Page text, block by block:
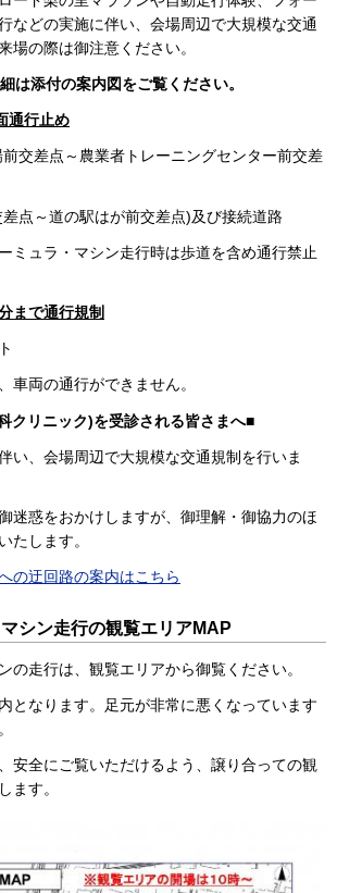
などの実施に伴い、会場周辺で大規模な交通
場の際は御注意ください。
は添付の案内図をご覧ください。
通行止め
前交差点～農業者トレーニングセンター前交差
差点～道の駅はが前交差点)及び接続道路
ミュラ・マシン走行時は歩道を含め通行禁止
まで通行規制
車両の通行ができません。
クリニック)を受診される皆さまへ■
い、会場周辺で大規模な交通規制を行いま
迷惑をおかけしますが、御理解・御協力のほ
たします。
の迂回路の案内はこちら
シン走行の観覧エリアMAP
の走行は、観覧エリアから御覧ください。
となります。足元が非常に悪くなっています
安全にご覧いただけるよう、譲り合っての観
ます。